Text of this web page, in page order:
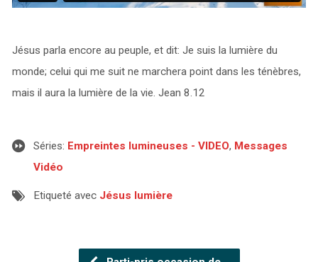
Jésus parla encore au peuple, et dit: Je suis la lumière du
monde; celui qui me suit ne marchera point dans les ténèbres,
mais il aura la lumière de la vie. Jean 8.12
Séries: Empreintes lumineuses - VIDEO, Messages
Vidéo
Etiqueté avec Jésus lumière